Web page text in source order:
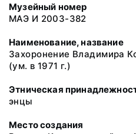
Музейный номер
МАЭ И 2003-382
Наименование, название
Захоронение Владимира
(ум. в 1971 г.)
Этническая
энцы
Место создания